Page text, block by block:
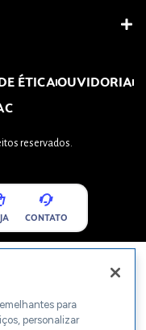
ÉTICAOUVIDORIA
reservados.
CONTATO
para
personalizar